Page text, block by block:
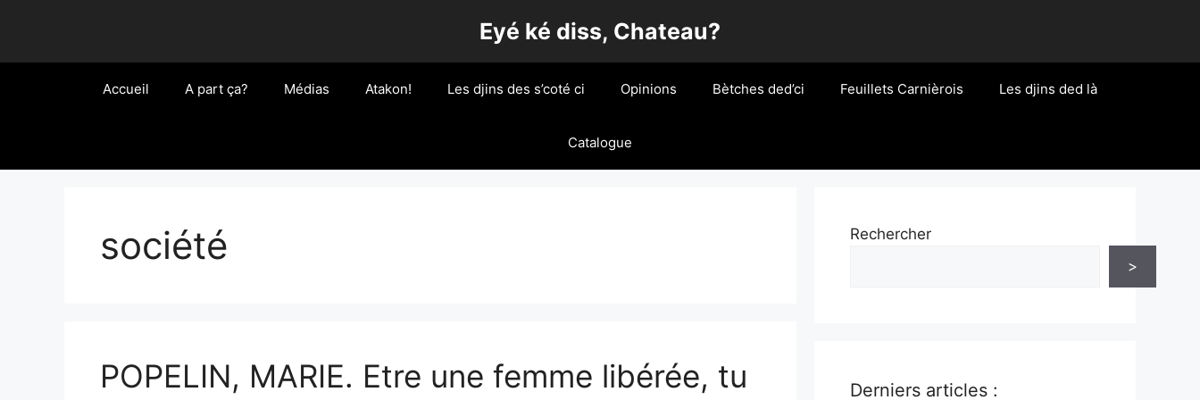
Eyé ké diss, Chateau?
Accueil A part ça? Médias Atakon! Les djins des s’coté ci Opinions Bètches ded’ci Feuillets Carnièrois Les djins ded là
Catalogue
société
POPELIN, MARIE. Etre une femme libérée, tu
Rechercher
>
Derniers articles :